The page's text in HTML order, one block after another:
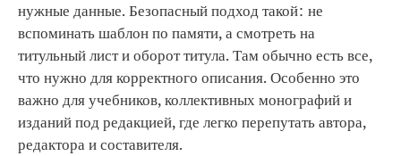
нужные данные. Безопасный подход такой: не
вспоминать шаблон по памяти, а смотреть на
титульный лист и оборот титула. Там обычно есть все,
что нужно для корректного описания. Особенно это
важно для учебников, коллективных монографий и
изданий под редакцией, где легко перепутать автора,
редактора и составителя.